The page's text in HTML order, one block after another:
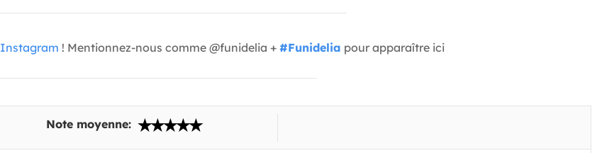
Instagram ! Mentionnez-nous comme @funidelia + #Funidelia pour apparaître ici
Note moyenne: